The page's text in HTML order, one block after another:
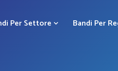
Per Settore Bandi Per